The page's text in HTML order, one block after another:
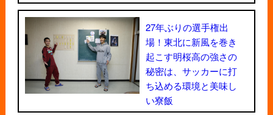
27年ぶりの選手権出
場！東北に新風を巻き
起こす明桜高の強さの
秘密は、サッカーに打
ち込める環境と美味し
い寮飯